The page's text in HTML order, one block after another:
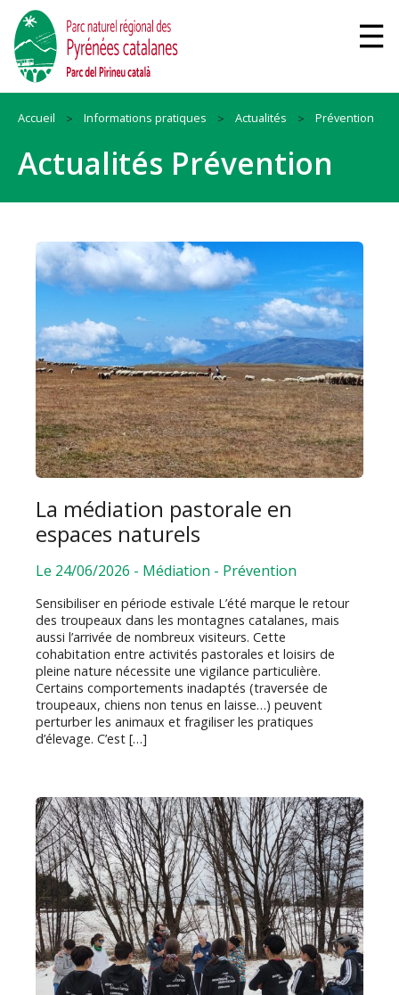
Accueil Informations pratiques Actualités Prévention
Actualités Prévention
La médiation pastorale en
espaces naturels
Le 24/06/2026 - Médiation - Prévention
Sensibiliser en période estivale L’été marque le retour
des troupeaux dans les montagnes catalanes, mais
aussi l’arrivée de nombreux visiteurs. Cette
cohabitation entre activités pastorales et loisirs de
pleine nature nécessite une vigilance particulière.
Certains comportements inadaptés (traversée de
troupeaux, chiens non tenus en laisse…) peuvent
perturber les animaux et fragiliser les pratiques
d’élevage. C’est […]